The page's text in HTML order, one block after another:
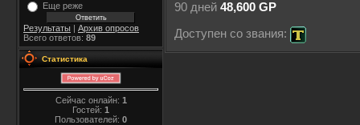
Еще реже
Результаты | Архив опросов
Всего ответов: 89
Статистика
Сейчас онлайн: 1
Гостей: 1
Пользователей: 0
90 дней 48,600 GP
Доступен со звания: